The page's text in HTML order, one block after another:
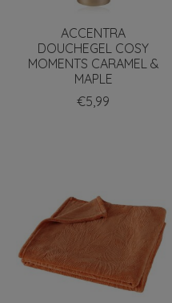
ACCENTRA
DOUCHEGEL COSY
MOMENTS CARAMEL &
MAPLE
€5,99